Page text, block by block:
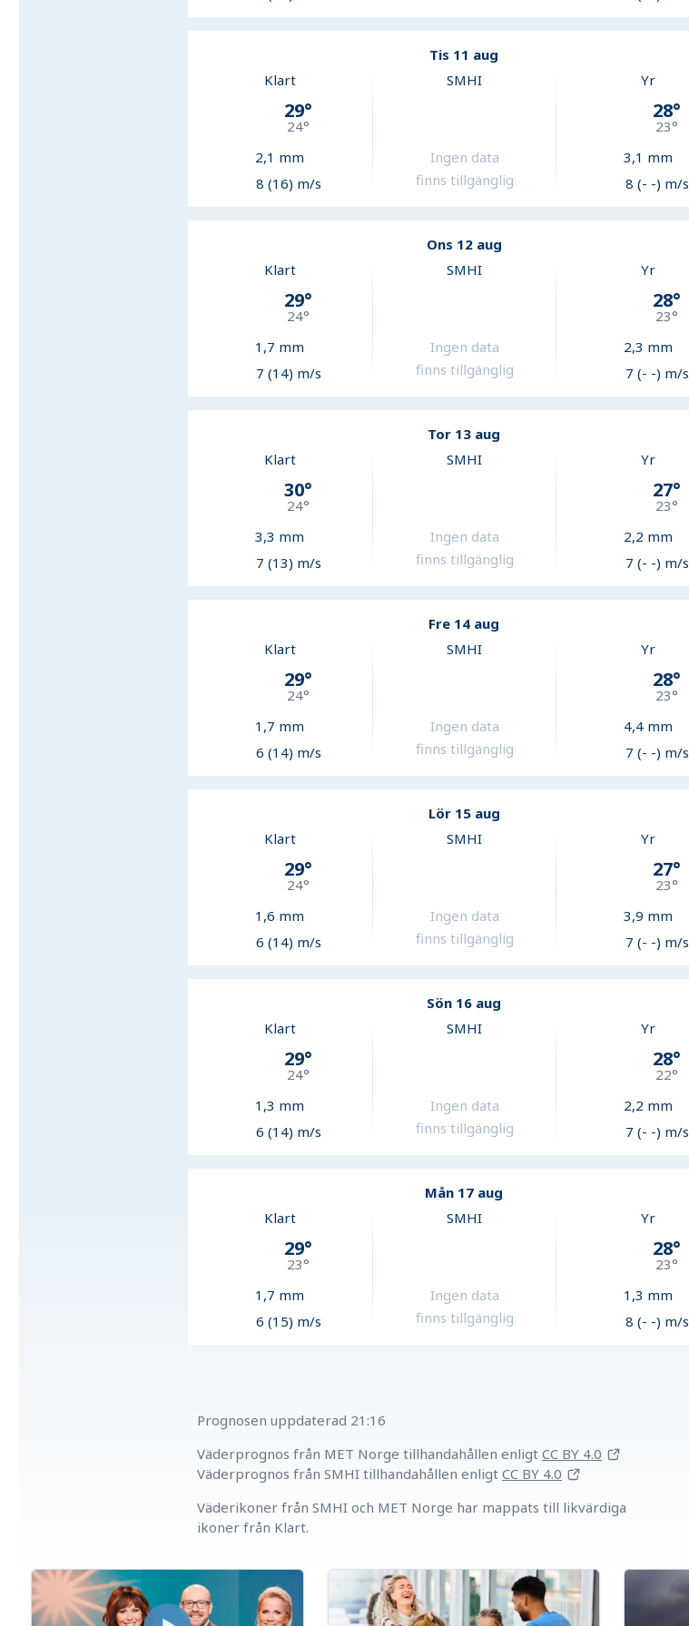
Tis 11 aug
Klart
29°
24°
2,1 mm
8 (16) m/s
SMHI
Ingen data
finns tillgänglig
Yr
28°
23°
3,1 mm
8 (- -) m/s
Ons 12 aug
Klart
29°
24°
1,7 mm
7 (14) m/s
SMHI
Ingen data
finns tillgänglig
Yr
28°
23°
2,3 mm
7 (- -) m/s
Tor 13 aug
Klart
30°
24°
3,3 mm
7 (13) m/s
SMHI
Ingen data
finns tillgänglig
Yr
27°
23°
2,2 mm
7 (- -) m/s
Fre 14 aug
Klart
29°
24°
1,7 mm
6 (14) m/s
SMHI
Ingen data
finns tillgänglig
Yr
28°
23°
4,4 mm
7 (- -) m/s
Lör 15 aug
Klart
29°
24°
1,6 mm
6 (14) m/s
SMHI
Ingen data
finns tillgänglig
Yr
27°
23°
3,9 mm
7 (- -) m/s
Sön 16 aug
Klart
29°
24°
1,3 mm
6 (14) m/s
SMHI
Ingen data
finns tillgänglig
Yr
28°
22°
2,2 mm
7 (- -) m/s
Mån 17 aug
Klart
29°
23°
1,7 mm
6 (15) m/s
SMHI
Ingen data
finns tillgänglig
Yr
28°
23°
1,3 mm
8 (- -) m/s
Prognosen uppdaterad 21:16
Väderprognos från MET Norge tillhandahållen enligt CC BY 4.0
Väderprognos från SMHI tillhandahållen enligt CC BY 4.0
Väderikoner från SMHI och MET Norge har mappats till likvärdiga
ikoner från Klart.